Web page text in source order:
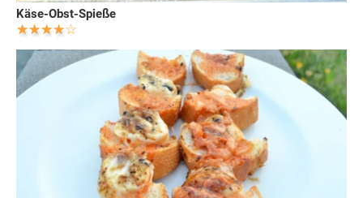
Käse-Obst-Spieße